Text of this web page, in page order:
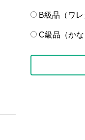
B級品（ワレ
C級品（かな